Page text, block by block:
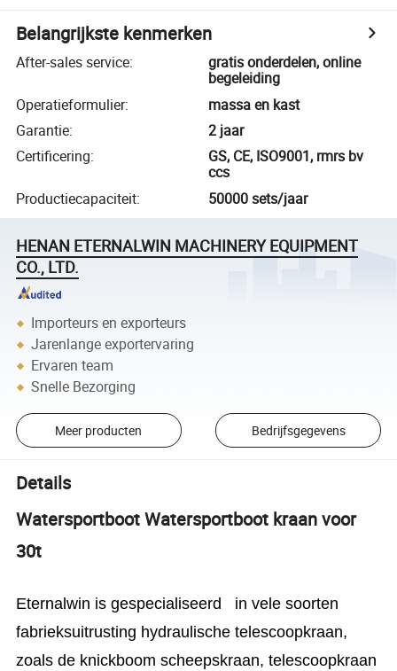
Belangrijkste kenmerken
After-sales service:
gratis onderdelen, online
begeleiding
Operatieformulier:
massa en kast
Garantie:
2 jaar
Certificering:
GS, CE, ISO9001, rmrs bv
ccs
Productiecapaciteit: 50000 sets/jaar
HENAN ETERNALWIN MACHINERY EQUIPMENT
CO., LTD.
Importeurs en exporteurs
Jarenlange exportervaring
Ervaren team
Snelle Bezorging
Meer producten Bedrijfsgegevens
Details
Watersportboot Watersportboot kraan voor
30t
Eternalwin is gespecialiseerd in vele soorten
fabrieksuitrusting hydraulische telescoopkraan,
zoals de knickboom scheepskraan, telescoopkraan